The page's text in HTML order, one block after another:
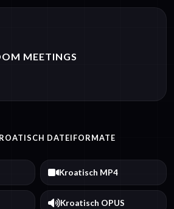
MEETINGS
DATEIFORMATE
Kroatisch MP4
Kroatisch OPUS